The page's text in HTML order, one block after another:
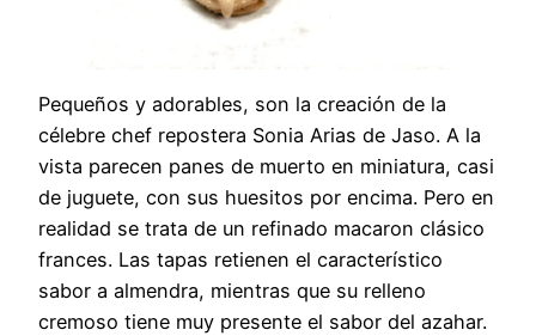
Pequeños y adorables, son la creación de la
célebre chef repostera Sonia Arias de Jaso. A la
vista parecen panes de muerto en miniatura, casi
de juguete, con sus huesitos por encima. Pero en
realidad se trata de un refinado macaron clásico
frances. Las tapas retienen el característico
sabor a almendra, mientras que su relleno
cremoso tiene muy presente el sabor del azahar.